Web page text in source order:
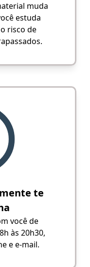
muda
estuda
risco de
te
você de
às 20h30,
e e-mail.